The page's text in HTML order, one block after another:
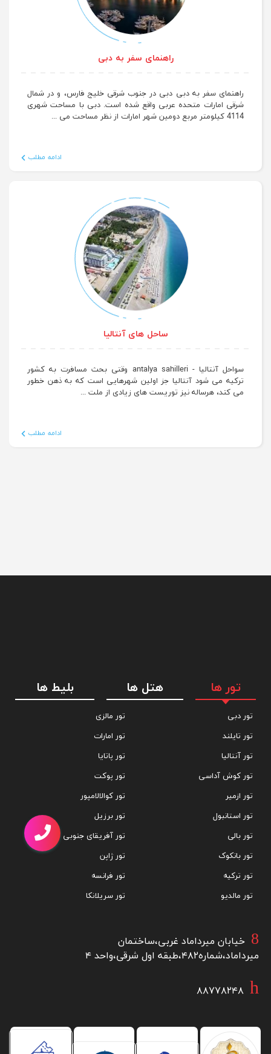
راهنمای سفر به دبی
راهنمای سفر به دبی دبی در جنوب شرقی خلیج فارس، و در شمال
شرقی امارات متحده عربی واقع شده است. دبی با مساحت شهری
4114 کیلومتر مربع دومین شهر امارات از نظر مساحت می ...
ادامه مطلب
ساحل های آنتالیا
سواحل آنتالیا - antalya sahilleri وقتی بحث مسافرت به کشور
ترکیه می شود آنتالیا جز اولین شهرهایی است که به ذهن خطور
می کند، هرساله نیز توریست های زیادی از ملت ...
ادامه مطلب
تور ها هتل ها بلیط ها
تور دبی
تور تایلند
تور آنتالیا
تور کوش آداسی
تور ازمیر
تور استانبول
تور بالی
تور بانکوک
تور ترکیه
تور مالدیو
تور مالزی
تور امارات
تور پاتایا
تور پوکت
تور کوالالامپور
تور برزیل
تور آفریقای جنوبی
تور ژاپن
تور فرانسه
تور سریلانکا
خیابان میرداماد غربی،ساختمان
میرداماد،شماره۴۸۲،طبقه اول شرقی،واحد ۴